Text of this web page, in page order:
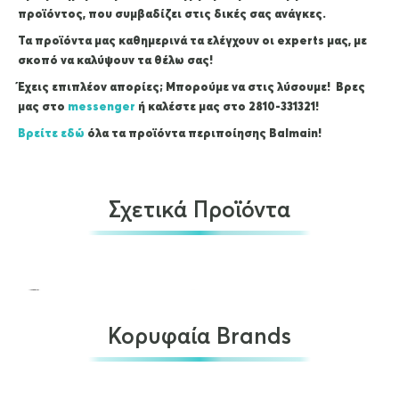
προϊόντος, που συμβαδίζει στις δικές σας ανάγκες.
Τα προϊόντα μας καθημερινά τα ελέγχουν οι experts μας, με
σκοπό να καλύψουν τα θέλω σας!
Έχεις επιπλέον απορίες; Μπορούμε να στις λύσουμε! Βρες
μας στο messenger ή καλέστε μας στο 2810-331321!
Βρείτε εδώ όλα τα προϊόντα περιποίησης Balmain!
Σχετικά Προϊόντα
Κορυφαία Brands